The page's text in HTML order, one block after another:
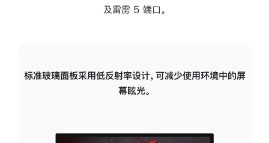
及雷雳 5 端口。
标准玻璃面板采用低反射率设计，可减少使用环境中的屏
幕眩光。